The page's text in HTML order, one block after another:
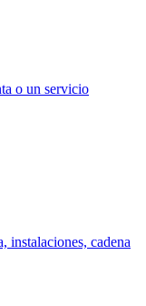
o un servicio
cadena